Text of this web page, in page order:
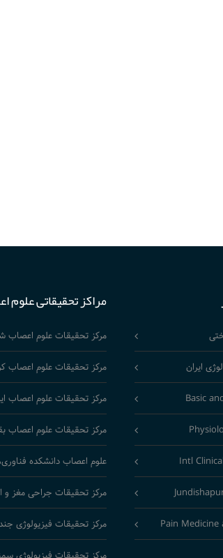
ایران
Basic
Intl
Pain
مراکز تحقیقاتی علوم
مرکز تحقیقات علوم اعصاب
مرکز تحقیقات علوم اعصاب
مرکز تحقیقات علوم اعصاب
مرکز تحقیقات علوم اعصاب
علوم اعصاب دانشکده
مرکز تحقیقات جراحی مغز و
مرکز تحقیقات فیزیولوژی
مرکز تحقیقات فیزیولوژی